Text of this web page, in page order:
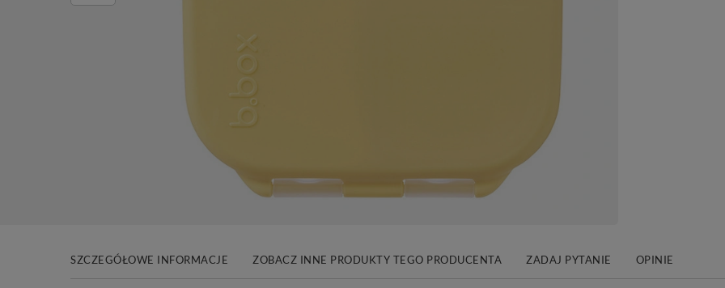
SZCZEGÓŁOWE INFORMACJE ZOBACZ INNE PRODUKTY TEGO PRODUCENTA ZADAJ PYTANIE OPINIE